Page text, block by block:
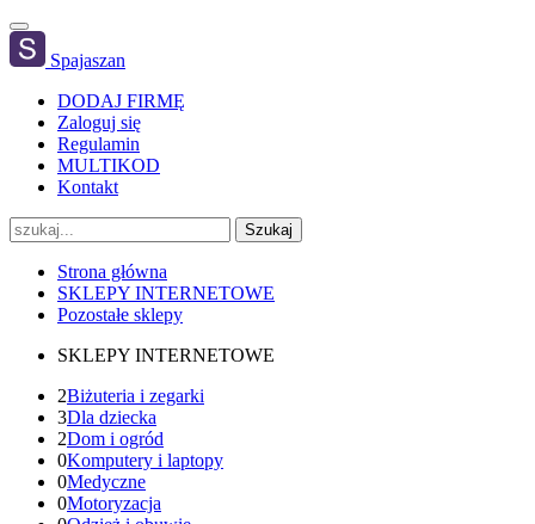
Spajaszan
DODAJ FIRMĘ
Zaloguj się
Regulamin
MULTIKOD
Kontakt
Szukaj
Strona główna
SKLEPY INTERNETOWE
Pozostałe sklepy
SKLEPY INTERNETOWE
2Biżuteria i zegarki
3Dla dziecka
2Dom i ogród
0Komputery i laptopy
0Medyczne
0Motoryzacja